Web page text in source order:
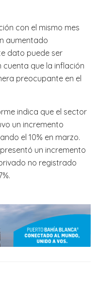
con el mismo mes
aumentado
dato puede ser
cuenta que la inflación
preocupante en el
indica que el sector
un incremento
el 10% en marzo.
un incremento
no registrado